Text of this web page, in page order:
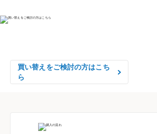
買い替えをご検討の方はこち
ら